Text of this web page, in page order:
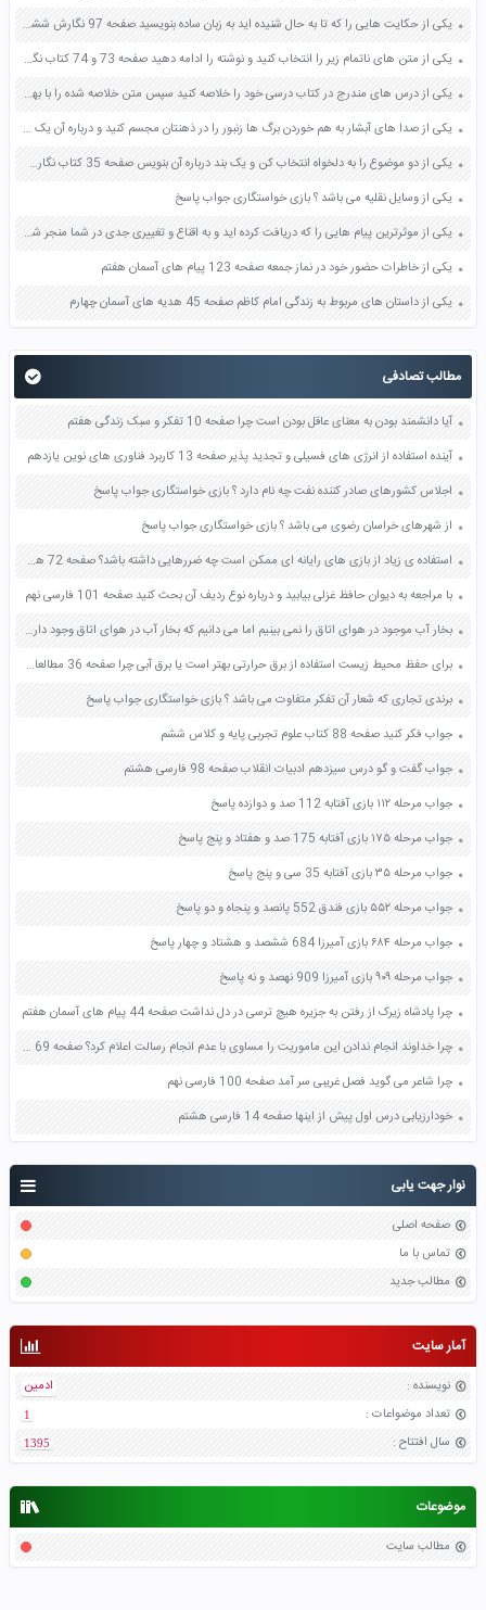
نوار جهت یابی
صفحه اصلی
تماس با ما
مطالب جدید
آمار سایت
نویسنده :
ادمین
تعداد موضواعات :
1
سال افتتاح :
1395
موضوعات
مطالب سایت
یکی از حکایت هایی را که تا به حال شنیده اید به زبان ساده بنویسید صفحه 97 نگارش ششم دبستان
یکی از متن های ناتمام زیر را انتخاب کنید و نوشته را ادامه دهید صفحه 73 و 74 کتاب نگارش فارسی پنجم دبستان
یکی از درس های مندرج در کتاب درسی خود را خلاصه کنید سپس متن خلاصه شده را با بهره گیری از روش های دسته بندی نمودار جدول نقشه مفهومی نشان دهید صفحه 118 نگارش یازدهم
یکی از صدا های آبشار به هم خوردن برگ ها زنبور را در ذهنتان مجسم کنید و درباره آن یک بند بنویسید صفحه 11 نگارش پنجم
یکی از دو موضوع را به دلخواه انتخاب کن و یک بند درباره آن بنویس صفحه 35 کتاب نگارش فارسی سوم
یکی از وسایل نقلیه می باشد ؟ بازی خواستگاری جواب پاسخ
یکی از موثرترین پیام هایی را که دریافت کرده اید و به اقناع و تغییری جدی در شما منجر شده است برسی کنید و علت این تاثیر گذاری قابل توجه را بنویسید صفحه 52 تفکر و سواد رسانه ای دهم
یکی از خاطرات حضور خود در نماز جمعه صفحه 123 پیام های آسمان هفتم
یکی از داستان های مربوط به زندگی امام کاظم صفحه 45 هدیه های آسمان چهارم
مطالب تصادفی
آیا دانشمند بودن به معنای عاقل بودن است چرا صفحه 10 تفکر و سبک زندگی هفتم
آینده استفاده از انرژی های فسیلی و تجدید پذیر صفحه 13 کاربرد فناوری های نوین یازدهم
اجلاس کشورهای صادر کننده نفت چه نام دارد ؟ بازی خواستگاری جواب پاسخ
از شهرهای خراسان رضوی می باشد ؟ بازی خواستگاری جواب پاسخ
استفاده ی زیاد از بازی های رایانه ای ممکن است چه ضررهایی داشته باشد؟ صفحه 72 هدیه های آسمان ششم
با مراجعه به دیوان حافظ غزلی بیابید و درباره نوع ردیف آن بحث کنید صفحه 101 فارسی نهم
بخار آب موجود در هوای اتاق را نمی بینیم اما می دانیم که بخار آب در هوای اتاق وجود دارد آزمایشی پیشنهاد دهید صفحه 16 علوم هفتم
برای حفظ محیط زیست استفاده از برق حرارتی بهتر است یا برق آبی چرا صفحه 36 مطالعات اجتماعی ششم
برندی تجاری که شعار آن تفکر متفاوت می باشد ؟ بازی خواستگاری جواب پاسخ
جواب فکر کنید صفحه 88 کتاب علوم تجربی پایه و کلاس ششم
جواب گفت و گو درس سیزدهم ادبیات انقلاب صفحه 98 فارسی هشتم
جواب مرحله ۱۱۲ بازی آفتابه 112 صد و دوازده پاسخ
جواب مرحله ۱۷۵ بازی آفتابه 175 صد و هفتاد و پنج پاسخ
جواب مرحله ۳۵ بازی آفتابه 35 سی و پنج پاسخ
جواب مرحله ۵۵۲ بازی فندق 552 پانصد و پنجاه و دو پاسخ
جواب مرحله ۶۸۴ بازی آمیرزا 684 ششصد و هشتاد و چهار پاسخ
جواب مرحله ۹۰۹ بازی آمیرزا 909 نهصد و نه پاسخ
چرا پادشاه زیرک از رفتن به جزیره هیچ ترسی در دل نداشت صفحه 44 پیام های آسمان هفتم
چرا خداوند انجام ندادن این ماموریت را مساوی با عدم انجام رسالت اعلام کرد؟ صفحه 69 دین و زندگی یازدهم
چرا شاعر می گوید فصل غریبی سر آمد صفحه 100 فارسی نهم
خودارزیابی درس اول پیش از اینها صفحه 14 فارسی هشتم